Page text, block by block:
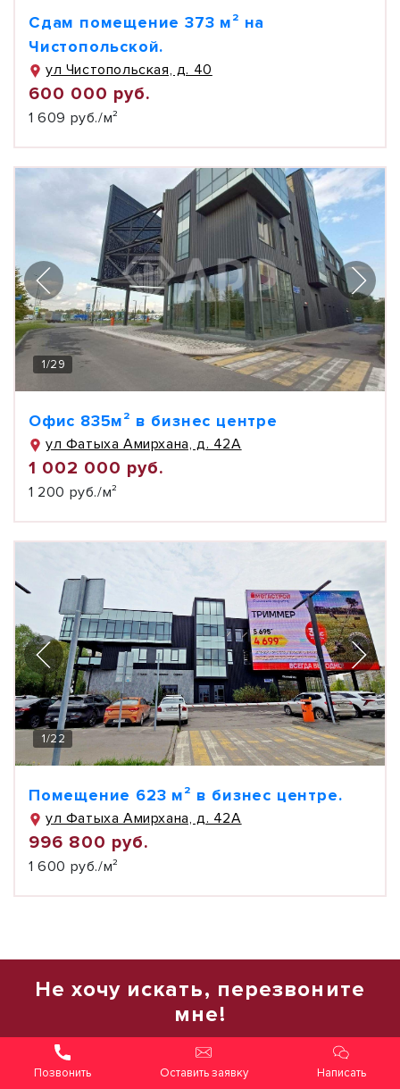
Сдам помещение 373 м² на
Чистопольской.
ул Чистопольская, д. 40
600 000 руб.
1 609 руб./м²
1/29
Офис 835м² в бизнес центре
ул Фатыха Амирхана, д. 42А
1 002 000 руб.
1 200 руб./м²
1/22
Помещение 623 м² в бизнес центре.
ул Фатыха Амирхана, д. 42А
996 800 руб.
1 600 руб./м²
Не хочу искать, перезвоните
мне!
Оставьте номер телефона, наш
специалист свяжется с вами и поможет
Оставить заявку Написать